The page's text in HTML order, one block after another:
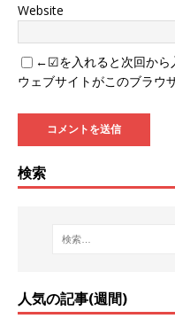
Website
←☑を入れると次回から
ウェブサイトがこのブラウ
検索
人気の記事(週間)